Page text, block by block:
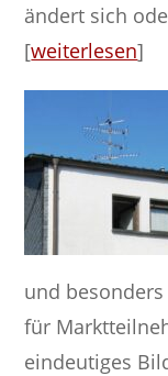
ändert sich
[weiterlesen]
und
für
eindeutiges